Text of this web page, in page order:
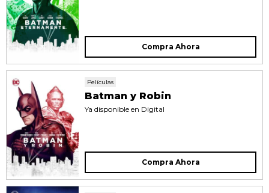
Compra Ahora
Películas
Batman y Robin
Ya disponible en Digital
Compra Ahora